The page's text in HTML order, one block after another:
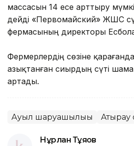
массасын 14 есе арттыру
дейді «Первомайский» ЖШС
фермасының директоры
Фермерлердің сөзіне
азықтанған сиырдың сүті
артады.
Ауыл шаруашылығы Атырау
Нұрлан Тұяқов